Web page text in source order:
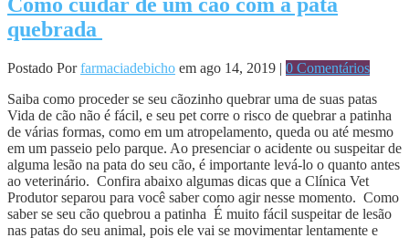
quebrada
Postado Porfarmaciadebicho em ago 14, 2019 | 0 Comentários
Saiba como proceder se seu cãozinho quebrar uma de suas patas
Vida de cão não é fácil, e seu pet corre o risco de quebrar a patinha
de várias formas, como em um atropelamento, queda ou até mesmo
em um passeio pelo parque. Ao presenciar o acidente ou suspeitar de
alguma lesão na pata do seu cão, é importante levá-lo o quanto antes
ao veterinário. Confira abaixo algumas dicas que a Clínica Vet
Produtor separou para você saber como agir nesse momento. Como
saber se seu cão quebrou a patinha É muito fácil suspeitar de lesão
nas patas do seu animal, pois ele vai se movimentar lentamente e